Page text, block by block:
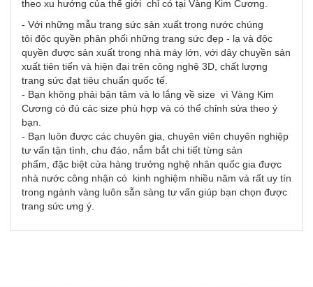
theo xu hướng của thế giới chỉ có tại Vàng Kim Cương.
- Với những mẫu trang sức sản xuất trong nước chúng
tôi độc quyền phân phối những trang sức đẹp - lạ và độc
quyền được sản xuất trong nhà máy lớn, với dây chuyền sản
xuất tiên tiến và hiện đại trên công nghệ 3D, chất lượng
trang sức đạt tiêu chuẩn quốc tế.
- Bạn không phải bận tâm và lo lắng về size vì Vàng Kim
Cương có đủ các size phù hợp và có thể chỉnh sửa theo ý
bạn.
- Bạn luôn được các chuyên gia, chuyên viên chuyên nghiệp
tư vấn tận tình, chu đáo, nắm bắt chi tiết từng sản
phẩm, đặc biệt cửa hàng trưởng nghệ nhân quốc gia được
nhà nước công nhận có kinh nghiệm nhiều năm và rất uy tín
trong ngành vàng luôn sẵn sàng tư vấn giúp bạn chọn được
trang sức ưng ý.